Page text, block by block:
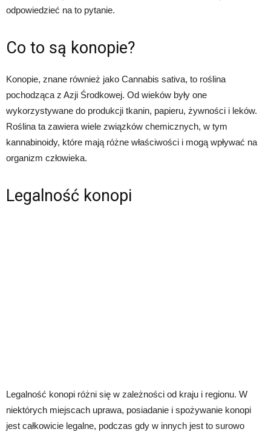
odpowiedzieć na to pytanie.
Co to są konopie?
Konopie, znane również jako Cannabis sativa, to roślina
pochodząca z Azji Środkowej. Od wieków były one
wykorzystywane do produkcji tkanin, papieru, żywności i leków.
Roślina ta zawiera wiele związków chemicznych, w tym
kannabinoidy, które mają różne właściwości i mogą wpływać na
organizm człowieka.
Legalność konopi
Legalność konopi różni się w zależności od kraju i regionu. W
niektórych miejscach uprawa, posiadanie i spożywanie konopi
jest całkowicie legalne, podczas gdy w innych jest to surowo